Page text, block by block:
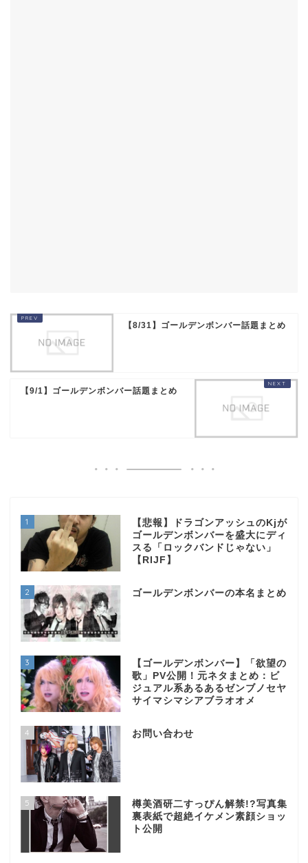
【8/31】ゴールデンボンバー話題まとめ
【9/1】ゴールデンボンバー話題まとめ
1
【悲報】ドラゴンアッシュのKjが
ゴールデンボンバーを盛大にディ
スる「ロックバンドじゃない」
【RIJF】
2 ゴールデンボンバーの本名まとめ
3
【ゴールデンボンバー】「欲望の
歌」PV公開！元ネタまとめ：ビ
ジュアル系あるあるゼンブノセヤ
サイマシマシアブラオオメ
4 お問い合わせ
5
樽美酒研二すっぴん解禁!?写真集
裏表紙で超絶イケメン素顔ショッ
ト公開